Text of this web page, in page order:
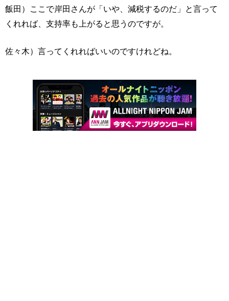
飯田）ここで岸田さんが「いや、減税するのだ」と言って
くれれば、支持率も上がると思うのですが。
佐々木）言ってくれればいいのですけれどね。